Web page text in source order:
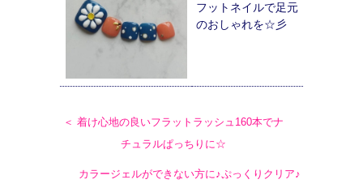
フットネイルで足元
のおしゃれを☆彡
＜ 着け心地の良いフラットラッシュ160本でナ
チュラルぱっちりに☆
カラージェルができない方に♪ぷっくりクリア♪